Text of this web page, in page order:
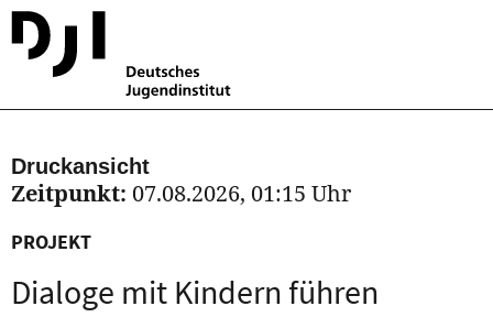
Druckansicht
Zeitpunkt: 07.08.2026, 01:15 Uhr
PROJEKT
Dialoge mit Kindern führen